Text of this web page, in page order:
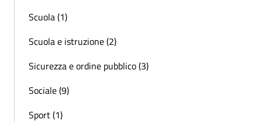
Scuola (1)
Scuola e istruzione (2)
Sicurezza e ordine pubblico (3)
Sociale (9)
Sport (1)